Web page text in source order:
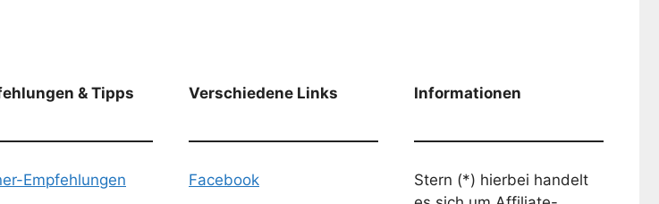
& Tipps
Empfehlungen
Verschiedene Links
Facebook
Informationen
Stern (*) hierbei handelt